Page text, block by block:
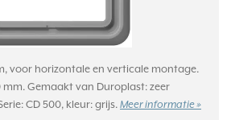
voor horizontale en verticale montage.
mm. Gemaakt van Duroplast: zeer
CD 500, kleur: grijs. Meer informatie »